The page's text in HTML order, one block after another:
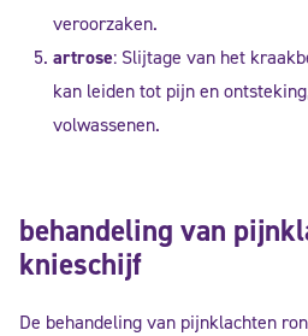
veroorzaken.
artrose: Slijtage van het
kan leiden tot pijn en
volwassenen.
behandeling van
knieschijf
De behandeling van pijnklachten